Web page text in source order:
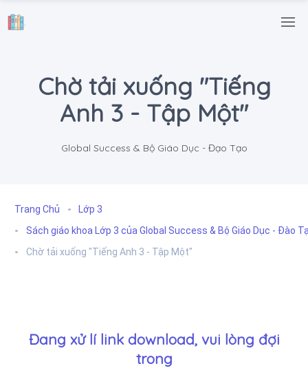
.
Chờ tải xuống "Tiếng
Anh 3 - Tập Một"
Global Success & Bộ Giáo Dục - Đạo Tạo
Trang Chủ
Lớp 3
Sách giáo khoa Lớp 3 của Global Success & Bộ Giáo Dục - Đào
Chờ tải xuống "Tiếng Anh 3 - Tập Một"
Đang xử lí link download, vui lòng đợi
trong